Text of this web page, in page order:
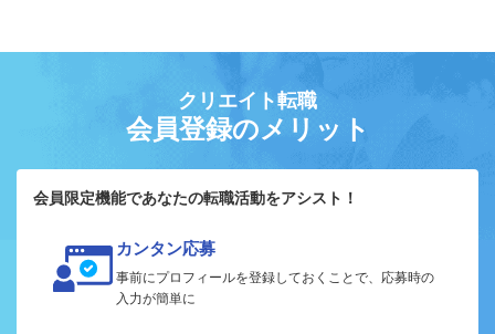
クリエイト転職
会員登録のメリット
会員限定機能であなたの転職活動をアシスト！
カンタン応募
事前にプロフィールを登録しておくことで、応募時の
入力が簡単に